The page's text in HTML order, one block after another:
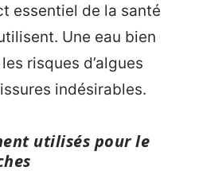
essentiel de la santé
Une eau bien
risques d’algues
indésirables.
utilisés pour le